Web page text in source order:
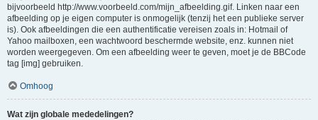
bijvoorbeeld http://www.voorbeeld.com/mijn_afbeelding.gif. Linken naar een
afbeelding op je eigen computer is onmogelijk (tenzij het een publieke server
is). Ook afbeeldingen die een authentificatie vereisen zoals in: Hotmail of
Yahoo mailboxen, een wachtwoord beschermde website, enz. kunnen niet
worden weergegeven. Om een afbeelding weer te geven, moet je de BBCode
tag [img] gebruiken.
Omhoog
Wat zijn globale mededelingen?